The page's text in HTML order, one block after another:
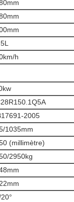
h
2005
1035mm
(millimètre)
2950kg